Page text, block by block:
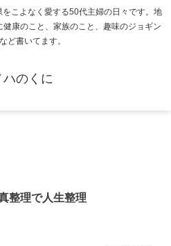
こよなく愛する50代主婦の日々です。地
康のこと、家族のこと、趣味のジョギン
ど書いてます。
ハのくに
整理で人生整理